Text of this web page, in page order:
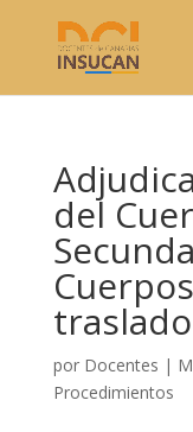
del
por Docentes |
Procedimientos